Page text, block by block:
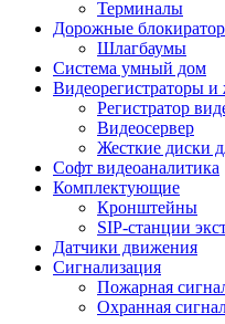
Терминалы
Дорожные
Шлагбаумы
Cистема умный дом
Видеорегистраторы и
Регистратор
Видеосервер
Жесткие диски
Софт видеоаналитика
Комплектующие
Кронштейны
SIP-станции
Датчики движения
Сигнализация
Пожарная
Охранная